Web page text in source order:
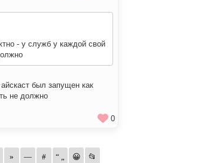
- у служб у каждой свой
был запущен как
не должно
0